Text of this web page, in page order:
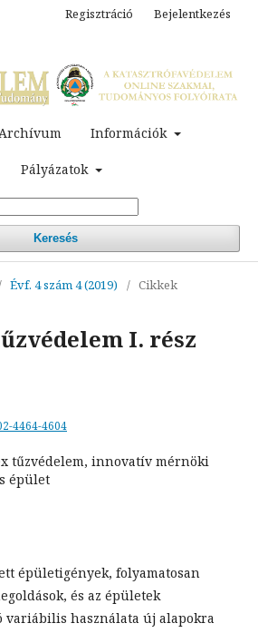
Archívum Információk
Pályázatok
Keresés
Regisztráció Bejelentkezés
Évf. 4 szám 4 (2019) / Cikkek
I. rész
4464-4604
tűzvédelem, innovatív mérnöki
épület
épületigények, folyamatosan
és az épületek
variábilis használata új alapokra